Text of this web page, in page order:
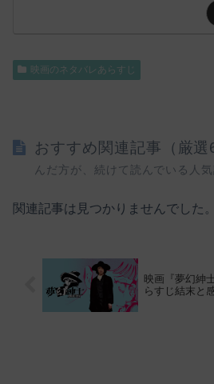
映画のネタバレあらすじ
おすすめ関連記事（厳選
んだ方が、続けて読んでいる人気
関連記事は見つかりませんでした。
映画『夢幻紳
らすじ結末と